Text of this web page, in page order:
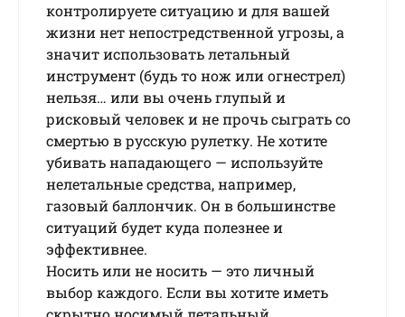
контролируете ситуацию и для вашей
жизни нет непостредственной угрозы, а
значит использовать летальный
инструмент (будь то нож или огнестрел)
нельзя… или вы очень глупый и
рисковый человек и не прочь сыграть со
смертью в русскую рулетку. Не хотите
убивать нападающего — используйте
нелетальные средства, например,
газовый баллончик. Он в большинстве
ситуаций будет куда полезнее и
эффективнее.
Носить или не носить — это личный
выбор каждого. Если вы хотите иметь